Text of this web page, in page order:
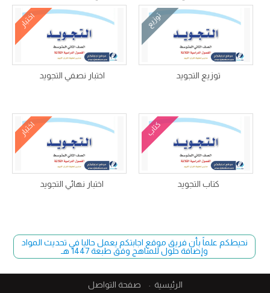
توزيع
توزيع التجويد
اختبار
اختبار نصفي التجويد
كتاب
كتاب التجويد
اختبار
اختبار نهائي التجويد
نحيطكم علماً بأن فريق موقع اجابتكم يعمل حاليا في تحديث المواد
وإضافة حلول للمناهج وفق طبعة 1447 هـ
الرئيسية صفحة التواصل